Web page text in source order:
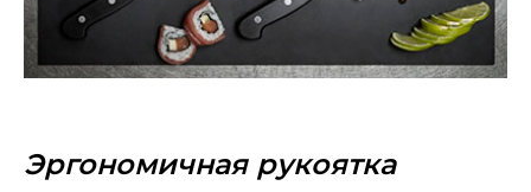
Эргономичная рукоятка